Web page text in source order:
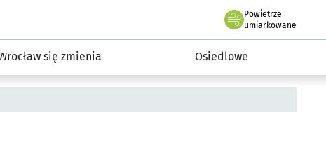
- miejskie inwestycje 2019-2032
Powietrze
we Wrocławiu
umiarkowane
się zmienia Osiedlowe